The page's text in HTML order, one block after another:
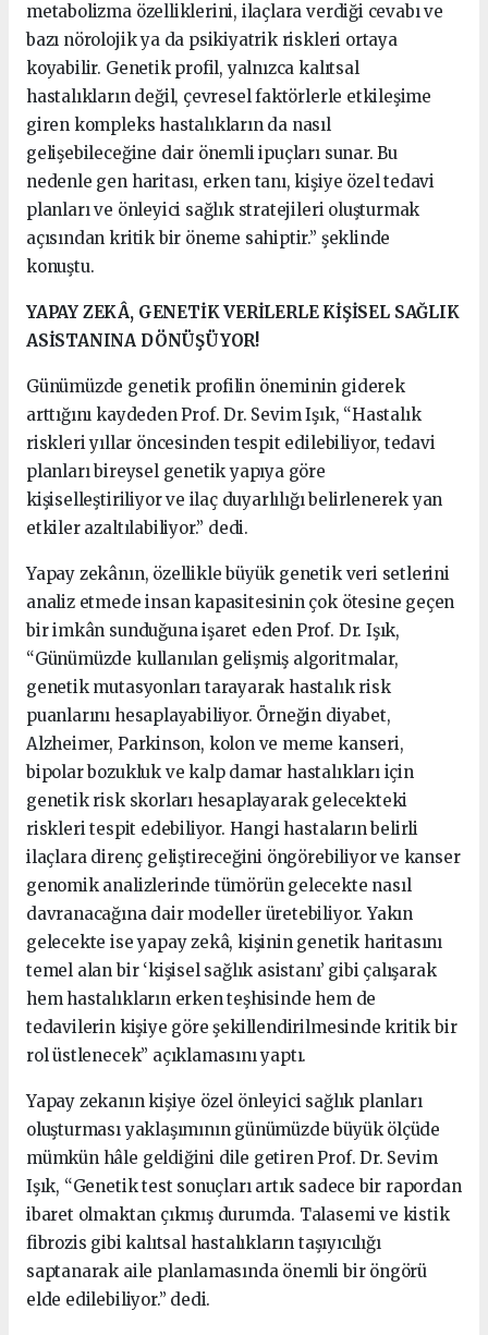
metabolizma özelliklerini, ilaçlara verdiği cevabı ve
bazı nörolojik ya da psikiyatrik riskleri ortaya
koyabilir. Genetik profil, yalnızca kalıtsal
hastalıkların değil, çevresel faktörlerle etkileşime
giren kompleks hastalıkların da nasıl
gelişebileceğine dair önemli ipuçları sunar. Bu
nedenle gen haritası, erken tanı, kişiye özel tedavi
planları ve önleyici sağlık stratejileri oluşturmak
açısından kritik bir öneme sahiptir.” şeklinde
konuştu.
YAPAY ZEKÂ, GENETİK VERİLERLE KİŞİSEL SAĞLIK
ASİSTANINA DÖNÜŞÜYOR!
Günümüzde genetik profilin öneminin giderek
arttığını kaydeden Prof. Dr. Sevim Işık, “Hastalık
riskleri yıllar öncesinden tespit edilebiliyor, tedavi
planları bireysel genetik yapıya göre
kişiselleştiriliyor ve ilaç duyarlılığı belirlenerek yan
etkiler azaltılabiliyor.” dedi.
Yapay zekânın, özellikle büyük genetik veri setlerini
analiz etmede insan kapasitesinin çok ötesine geçen
bir imkân sunduğuna işaret eden Prof. Dr. Işık,
“Günümüzde kullanılan gelişmiş algoritmalar,
genetik mutasyonları tarayarak hastalık risk
puanlarını hesaplayabiliyor. Örneğin diyabet,
Alzheimer, Parkinson, kolon ve meme kanseri,
bipolar bozukluk ve kalp damar hastalıkları için
genetik risk skorları hesaplayarak gelecekteki
riskleri tespit edebiliyor. Hangi hastaların belirli
ilaçlara direnç geliştireceğini öngörebiliyor ve kanser
genomik analizlerinde tümörün gelecekte nasıl
davranacağına dair modeller üretebiliyor. Yakın
gelecekte ise yapay zekâ, kişinin genetik haritasını
temel alan bir ‘kişisel sağlık asistanı’ gibi çalışarak
hem hastalıkların erken teşhisinde hem de
tedavilerin kişiye göre şekillendirilmesinde kritik bir
rol üstlenecek” açıklamasını yaptı.
Yapay zekanın kişiye özel önleyici sağlık planları
oluşturması yaklaşımının günümüzde büyük ölçüde
mümkün hâle geldiğini dile getiren Prof. Dr. Sevim
Işık, “Genetik test sonuçları artık sadece bir rapordan
ibaret olmaktan çıkmış durumda. Talasemi ve kistik
fibrozis gibi kalıtsal hastalıkların taşıyıcılığı
saptanarak aile planlamasında önemli bir öngörü
elde edilebiliyor.” dedi.